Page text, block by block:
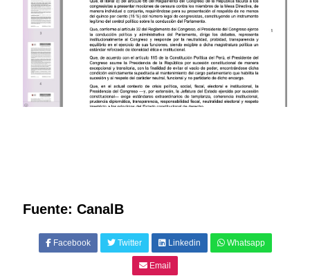
Fuente: CanalB
Facebook Twitter Linkedin Whatsapp
Email